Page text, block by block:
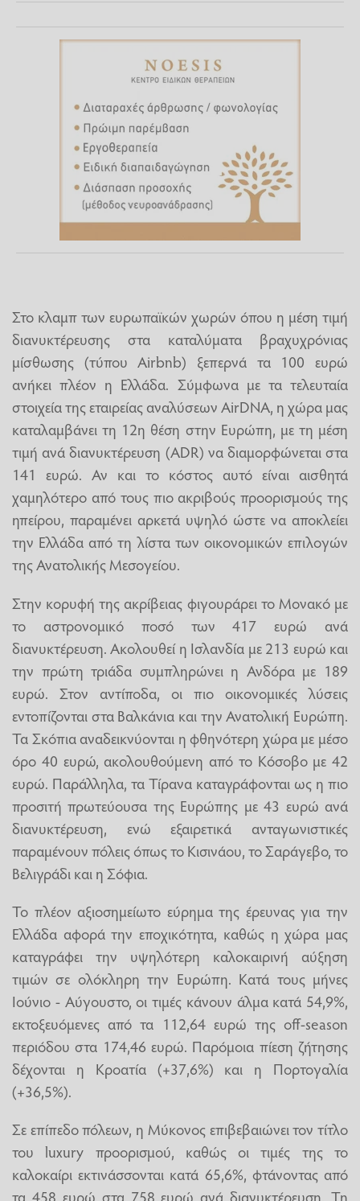
Στο κλαμπ των ευρωπαϊκών χωρών όπου η μέση τιμή
διανυκτέρευσης στα καταλύματα βραχυχρόνιας
μίσθωσης (τύπου Airbnb) ξεπερνά τα 100 ευρώ
ανήκει πλέον η Ελλάδα. Σύμφωνα με τα τελευταία
στοιχεία της εταιρείας αναλύσεων AirDNA, η χώρα μας
καταλαμβάνει τη 12η θέση στην Ευρώπη, με τη μέση
τιμή ανά διανυκτέρευση (ADR) να διαμορφώνεται στα
141 ευρώ. Αν και το κόστος αυτό είναι αισθητά
χαμηλότερο από τους πιο ακριβούς προορισμούς της
ηπείρου, παραμένει αρκετά υψηλό ώστε να αποκλείει
την Ελλάδα από τη λίστα των οικονομικών επιλογών
της Ανατολικής Μεσογείου.
Στην κορυφή της ακρίβειας φιγουράρει το Μονακό με
το αστρονομικό ποσό των 417 ευρώ ανά
διανυκτέρευση. Ακολουθεί η Ισλανδία με 213 ευρώ και
την πρώτη τριάδα συμπληρώνει η Ανδόρα με 189
ευρώ. Στον αντίποδα, οι πιο οικονομικές λύσεις
εντοπίζονται στα Βαλκάνια και την Ανατολική Ευρώπη.
Τα Σκόπια αναδεικνύονται η φθηνότερη χώρα με μέσο
όρο 40 ευρώ, ακολουθούμενη από το Κόσοβο με 42
ευρώ. Παράλληλα, τα Τίρανα καταγράφονται ως η πιο
προσιτή πρωτεύουσα της Ευρώπης με 43 ευρώ ανά
διανυκτέρευση, ενώ εξαιρετικά ανταγωνιστικές
παραμένουν πόλεις όπως το Κισινάου, το Σαράγεβο, το
Βελιγράδι και η Σόφια.
Το πλέον αξιοσημείωτο εύρημα της έρευνας για την
Ελλάδα αφορά την εποχικότητα, καθώς η χώρα μας
καταγράφει την υψηλότερη καλοκαιρινή αύξηση
τιμών σε ολόκληρη την Ευρώπη. Κατά τους μήνες
Ιούνιο - Αύγουστο, οι τιμές κάνουν άλμα κατά 54,9%,
εκτοξευόμενες από τα 112,64 ευρώ της off-season
περιόδου στα 174,46 ευρώ. Παρόμοια πίεση ζήτησης
δέχονται η Κροατία (+37,6%) και η Πορτογαλία
(+36,5%).
Σε επίπεδο πόλεων, η Μύκονος επιβεβαιώνει τον τίτλο
του luxury προορισμού, καθώς οι τιμές της το
καλοκαίρι εκτινάσσονται κατά 65,6%, φτάνοντας από
τα 458 ευρώ στα 758 ευρώ ανά διανυκτέρευση. Τη